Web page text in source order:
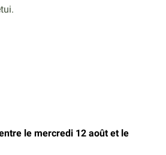
le mercredi 12 août et le